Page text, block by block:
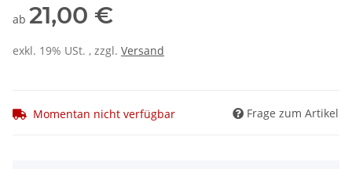
ab 21,00 €
exkl. 19% USt. , zzgl. Versand
Momentan nicht verfügbar Frage zum Artikel